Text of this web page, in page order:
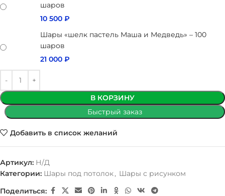
шаров
10 500 ₽
Шары «шелк пастель Маша и Медведь» – 100
шаров
21 000 ₽
В КОРЗИНУ
Быстрый заказ
Добавить в список желаний
Артикул: Н/Д
Категории: Шары под потолок, Шары с рисунком
Поделиться: